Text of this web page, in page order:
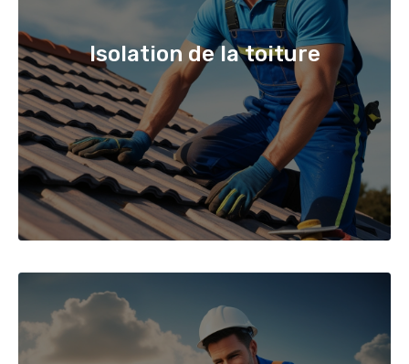
Isolation de la toiture